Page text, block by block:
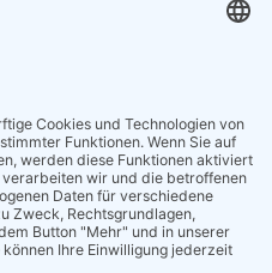
DGG – regelmäßig in Ihrem